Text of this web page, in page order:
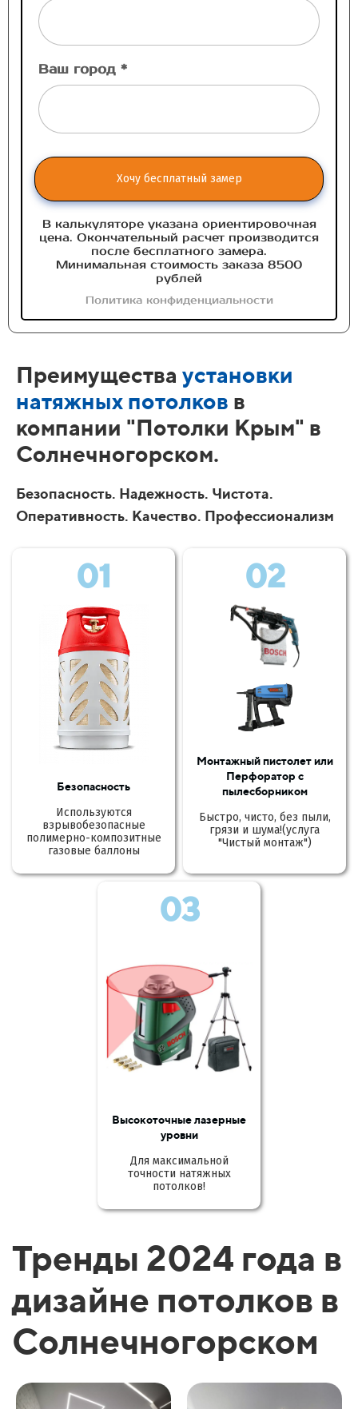
Ваш город *
Хочу бесплатный замер
В калькуляторе указана ориентировочная
цена. Окончательный расчет производится
после бесплатного замера.
Минимальная стоимость заказа 8500
рублей
Политика конфиденциальности
Преимущества установки
натяжных потолков в
компании "Потолки Крым" в
Солнечногорском.
Безопасность. Надежность. Чистота.
Оперативность. Качество. Профессионализм
01
Безопасность
Используются
взрывобезопасные
полимерно-композитные
газовые баллоны
02
Монтажный пистолет или
Перфоратор с
пылесборником
Быстро, чисто, без пыли,
грязи и шума!(услуга
"Чистый монтаж")
03
Высокоточные лазерные
уровни
Для максимальной
точности натяжных
потолков!
Тренды 2024 года в
дизайне потолков в
Солнечногорском